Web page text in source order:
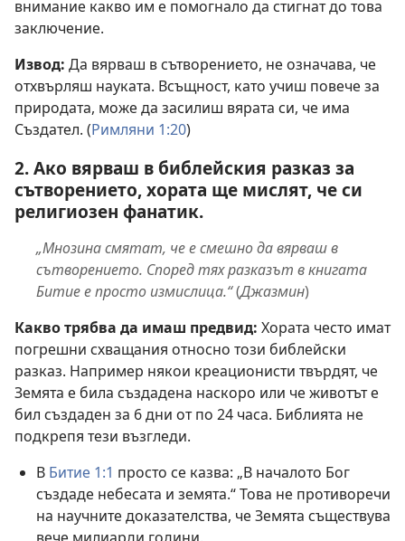
внимание какво им е помогнало да стигнат до това
заключение.
Извод: Да вярваш в сътворението, не означава, че
отхвърляш науката. Всъщност, като учиш повече за
природата, може да засилиш вярата си, че има
Създател. (Римляни 1:20)
2. Ако вярваш в библейския разказ за
сътворението, хората ще мислят, че си
религиозен фанатик.
„Мнозина смятат, че е смешно да вярваш в
сътворението. Според тях разказът в книгата
Битие е просто измислица.“(Джазмин)
Какво трябва да имаш предвид: Хората често имат
погрешни схващания относно този библейски
разказ. Например някои креационисти твърдят, че
Земята е била създадена наскоро или че животът е
бил създаден за 6 дни от по 24 часа. Библията не
подкрепя тези възгледи.
В Битие 1:1 просто се казва: „В началото Бог
създаде небесата и земята.“ Това не противоречи
на научните доказателства, че Земята съществува